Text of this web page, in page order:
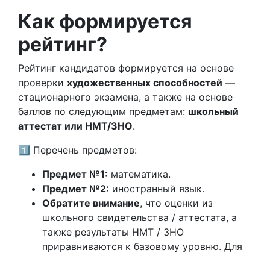
Как формируется
рейтинг?
Рейтинг кандидатов формируется на основе
проверки художественных способностей —
стационарного экзамена, а также на основе
баллов по следующим предметам: школьный
аттестат или НМТ/ЗНО.
1️⃣ Перечень предметов:
Предмет №1: математика.
Предмет №2: иностранный язык.
Обратите внимание, что оценки из
школьного свидетельства / аттестата, а
также результаты НМТ / ЗНО
приравниваются к базовому уровню. Для